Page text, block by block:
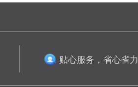
贴心服务，省心省力